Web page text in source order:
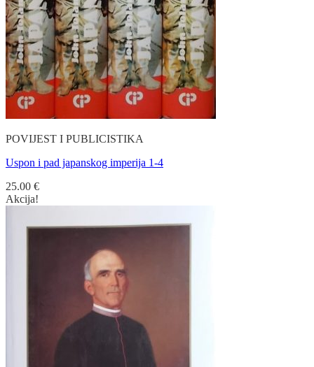
POVIJEST I PUBLICISTIKA
Uspon i pad japanskog imperija 1-4
25.00 €
Akcija!